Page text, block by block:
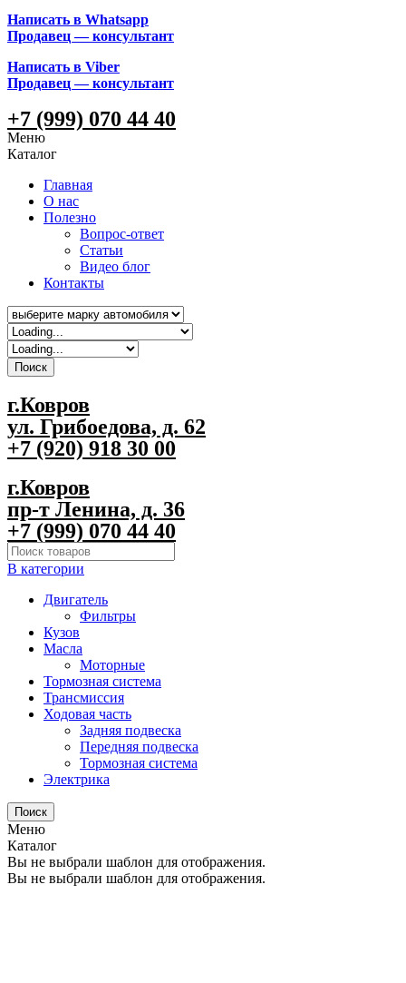
Написать в Whatsapp
Продавец — консультант
Написать в Viber
Продавец — консультант
+7 (999) 070 44 40
Меню
Каталог
Главная
О нас
Полезно
Вопрос-ответ
Статьи
Видео блог
Контакты
Поиск
г.Ковров
ул. Грибоедова, д. 62
+7 (920) 918 30 00
г.Ковров
пр-т Ленина, д. 36
+7 (999) 070 44 40
В категории
Двигатель
Фильтры
Кузов
Масла
Моторные
Тормозная система
Трансмиссия
Ходовая часть
Задняя подвеска
Передняя подвеска
Тормозная система
Электрика
Поиск
Меню
Каталог
Вы не выбрали шаблон для отображения.
Вы не выбрали шаблон для отображения.